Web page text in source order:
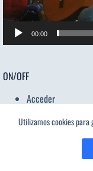
Utilizamos cookies
00:00
ON/OFF
Acceder
Feed de